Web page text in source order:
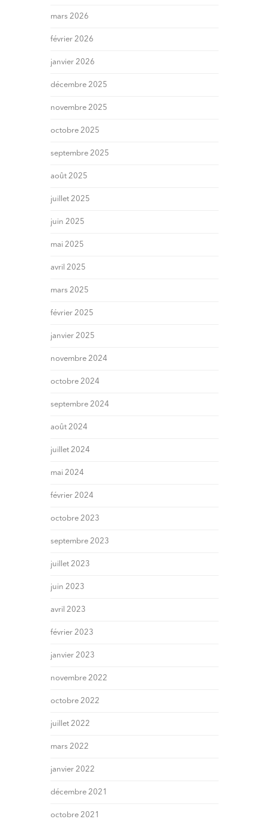
mars 2026
février 2026
janvier 2026
décembre 2025
novembre 2025
octobre 2025
septembre 2025
août 2025
juillet 2025
juin 2025
mai 2025
avril 2025
mars 2025
février 2025
janvier 2025
novembre 2024
octobre 2024
septembre 2024
août 2024
juillet 2024
mai 2024
février 2024
octobre 2023
septembre 2023
juillet 2023
juin 2023
avril 2023
février 2023
janvier 2023
novembre 2022
octobre 2022
juillet 2022
mars 2022
janvier 2022
décembre 2021
octobre 2021